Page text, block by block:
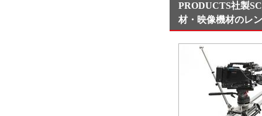
PRODUCTS社製
材・映像機材のレ